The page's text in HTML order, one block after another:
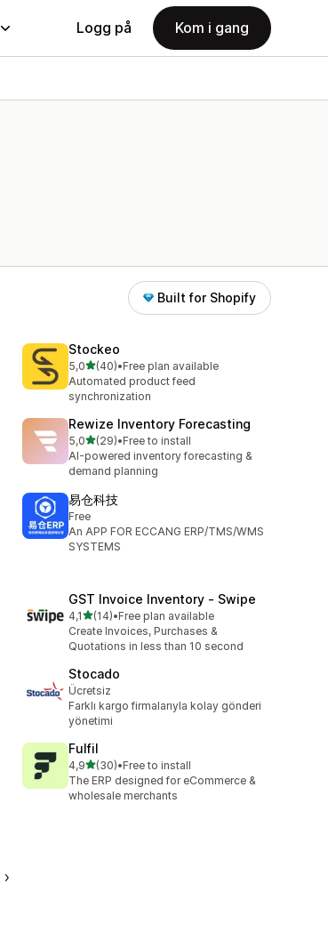
Logg på Kom i gang
Built for Shopify
Stockeo
5,0av 5 stjerner
(40)
Totalt 40 omtaler
•Free plan available
Automated product feed
synchronization
Rewize Inventory Forecasting
5,0av 5 stjerner
(29)
Totalt 29 omtaler
•Free to install
AI-powered inventory forecasting &
demand planning
易仓科技
Free
An APP FOR ECCANG ERP/TMS/WMS
SYSTEMS
GST Invoice Inventory ‑ Swipe
4,1av 5 stjerner
(14)
Totalt 14 omtaler
•Free plan available
Create Invoices, Purchases &
Quotations in less than 10 second
Stocado
Ücretsiz
Farklı kargo firmalarıyla kolay gönderi
yönetimi
Fulfil
4,9av 5 stjerner
(30)
Totalt 30 omtaler
•Free to install
The ERP designed for eCommerce &
wholesale merchants